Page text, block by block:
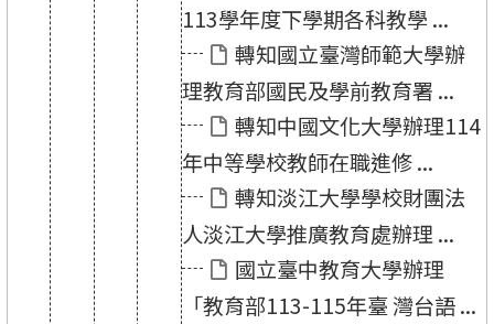
113學年度下學期各科教學 ...
轉知國立臺灣師範大學辦
理教育部國民及學前教育署 ...
轉知中國文化大學辦理114
年中等學校教師在職進修 ...
轉知淡江大學學校財團法
人淡江大學推廣教育處辦理 ...
國立臺中教育大學辦理
「教育部113-115年臺 灣台語 ...